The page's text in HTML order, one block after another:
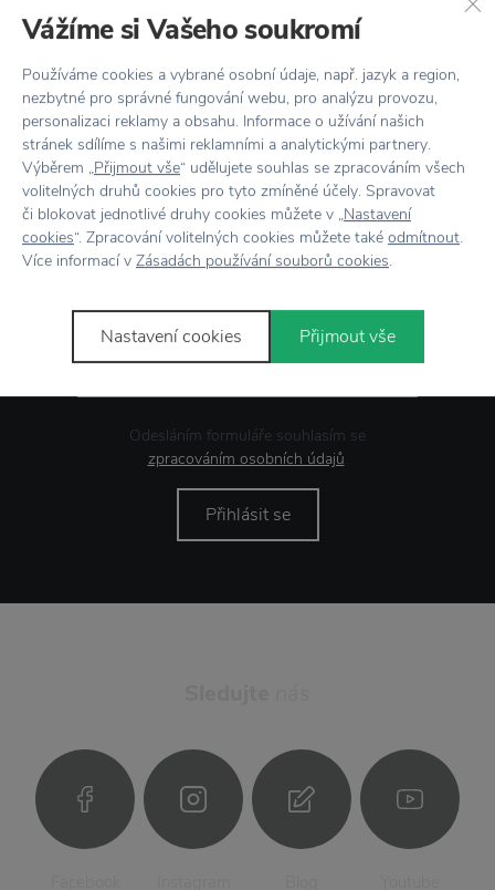
Vrácení zbožído 30 dnů
7500+ produktůna výběr
Showroomve Zlíně
Odesláním formuláře souhlasím se
zpracováním osobních údajů.
Přihlásit se
Vážíme si Vašeho soukromí
Používáme cookies a vybrané osobní údaje, např. jazyk a region,
nezbytné pro správné fungování webu, pro analýzu provozu,
personalizaci reklamy a obsahu. Informace o užívání našich
stránek sdílíme s našimi reklamními a analytickými partnery.
Výběrem „Přijmout vše“ udělujete souhlas se zpracováním všech
volitelných druhů cookies pro tyto zmíněné účely. Spravovat
či blokovat jednotlivé druhy cookies můžete v „Nastavení
cookies“. Zpracování volitelných cookies můžete také odmítnout.
Více informací v Zásadách používání souborů cookies.
Nastavení cookies Přijmout vše